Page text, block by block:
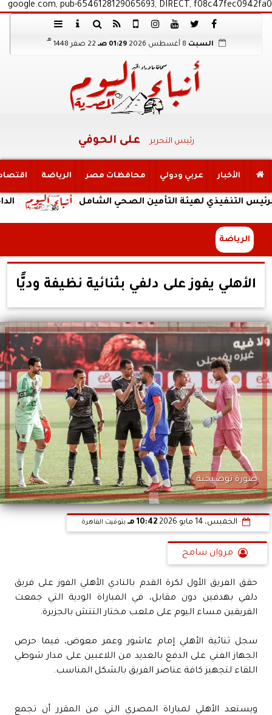
google.com, pub-6546128129065693, DIRECT, f08c47fec0942fa0
السبت 01:29 صـ 22 صفر 1448
هـ
رئيس التحرير على الحوفي
الأخبار عربي ودولي محافظات مصر الرياضة
الداخلية: لهيئة التأمين الصحي الشامل
الرياضة
الأهلي يفوز على دلفي بثنائية نظيفة وديًّا
صورة توضيحية
الخميس، 14 مايو 2026 10:42 مـ بتوقيت القاهرة
مروان سامح
حقق الفريق الأول لكرة القدم بالنادي الأهلي الفوز على فريق
دلفي بهدفين دون مقابل، في المباراة الودية التي جمعت
الفريقين مساء اليوم على ملعب مختار التتش بالجزيرة.
سجل ثنائية الأهلي إمام عاشور وعمر معوض، فيما حرص
الجهاز الفني على الدفع بالعديد من اللاعبين على مدار شوطي
اللقاء لتجهيز كافة عناصر الفريق بالشكل المناسب.
ويستعد الأهلي لمباراة المصري التي من المقرر أن تجمع